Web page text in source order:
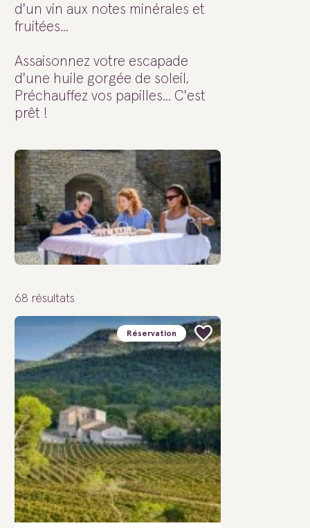
d'un vin aux notes minérales et
fruitées...
Assaisonnez votre escapade
d'une huile gorgée de soleil,
Préchauffez vos papilles... C'est
prêt !
68 résultats
Réservation